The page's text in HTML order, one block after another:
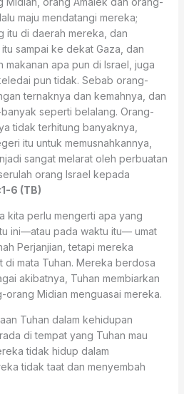
maju mendatangi mereka;
itu di daerah mereka, dan
sampai ke dekat Gaza, dan
makanan apa pun di Israel, juga
pun tidak. Sebab orang-
ternaknya dan kemahnya, dan
seperti belalang. Orang-
tidak terhitung banyaknya,
itu untuk memusnahkannya,
sangat melarat oleh perbuatan
orang Israel kepada
6 (TB)
kita perlu mengerti apa yang
ini—atau pada waktu itu— umat
Perjanjian, tetapi mereka
di mata Tuhan. Mereka berdosa
akibatnya, Tuhan membiarkan
orang Midian menguasai mereka.
Tuhan dalam kehidupan
di tempat yang Tuhan mau
tidak hidup dalam
tidak taat dan menyembah